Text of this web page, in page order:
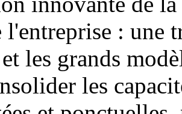
l'entreprise : une
les grands
les